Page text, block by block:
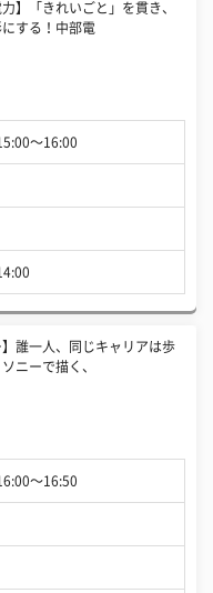
力】「きれいごと」を貫き、
する！中部電
〜16:00
】誰一人、同じキャリアは歩
ニーで描く、
〜16:50